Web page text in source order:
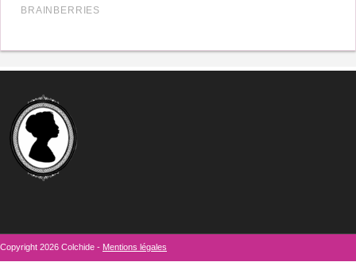
Copyright 2026 Colchide - Mentions légales